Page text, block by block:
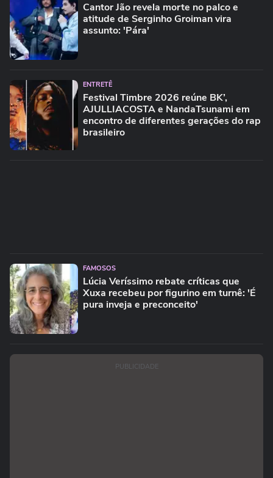
Cantor Jão revela morte no palco e
atitude de Serginho Groiman vira
assunto: 'Pára'
ENTRETÊ
Festival Timbre 2026 reúne BK’,
AJULLIACOSTA e NandaTsunami em
encontro de diferentes gerações do rap
brasileiro
FAMOSOS
Lúcia Veríssimo rebate críticas que
Xuxa recebeu por figurino em turnê: 'É
pura inveja e preconceito'
PUBLICIDADE